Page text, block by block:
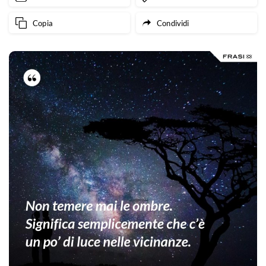
Copia Condividi